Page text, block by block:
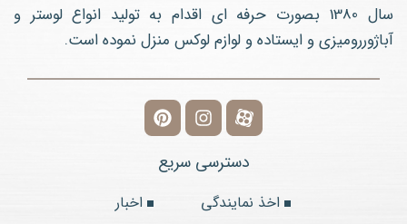
سال 1380 بصورت حرفه ای اقدام به تولید انواع لوستر و
آباژوررومیزی و ایستاده و لوازم لوکس منزل نموده است.
دسترسی سریع
اخذ نمایندگی اخبار